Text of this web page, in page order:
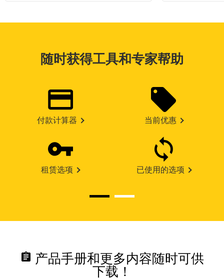
随时获得工具和专家帮助
付款计算器 当前优惠
租赁选项 已使用的选项
assignment 产品手册和更多内容随时可供
下载！